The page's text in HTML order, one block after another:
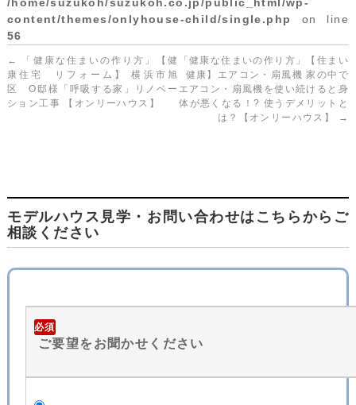
content/themes/onlyhouse-child/single.php
on line
56
←
「健康な住まいの作り方」【健
康住宅 リフォーム】 横浜市旭
区 O邸様「呼吸する家」リノベー
ション工事 【オンリーハウス】
「健康な住まいの作り方」【住まい
健康】エアコン・扇風機 家の中で
エアコン・扇風機を使い続けると身
体が悪くなる！? 使うデメリットと
は？【オンリーハウス】
→
モデルハウス見学・お問い合わせはこちらからご
相談ください
必須
ご要望をお聞かせください